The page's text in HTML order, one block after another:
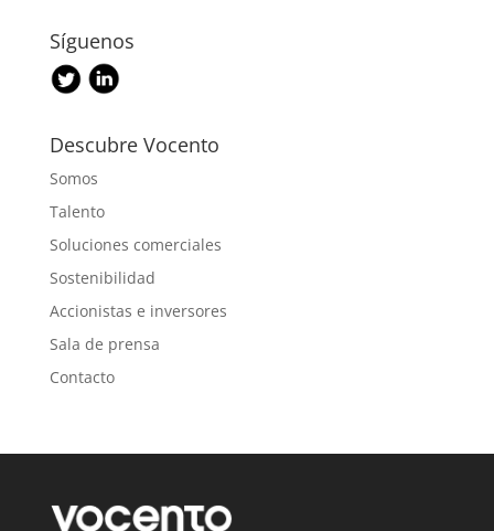
Síguenos
Descubre Vocento
Somos
Talento
Soluciones comerciales
Sostenibilidad
Accionistas e inversores
Sala de prensa
Contacto